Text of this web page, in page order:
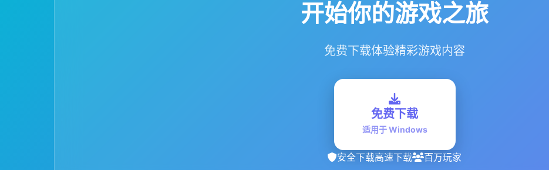
开始你的游戏之旅
免费下载体验精彩游戏内容
免费下载
适用于 Windows
安全下载高速下载 百万玩家